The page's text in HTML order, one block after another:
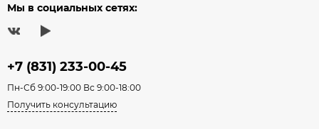
Мы в социальных сетях:
+7 (831) 233-00-45
Пн-Сб 9:00-19:00 Вс 9:00-18:00
Получить консультацию